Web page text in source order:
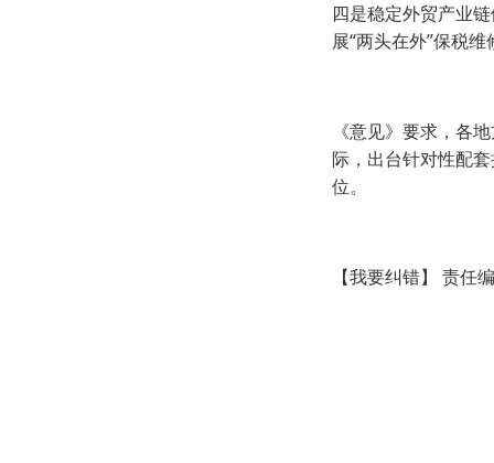
四是稳定外贸产业
展“两头在外”保税
《意见》要求，各
际，出台针对性配
位。
【我要纠错】 责任